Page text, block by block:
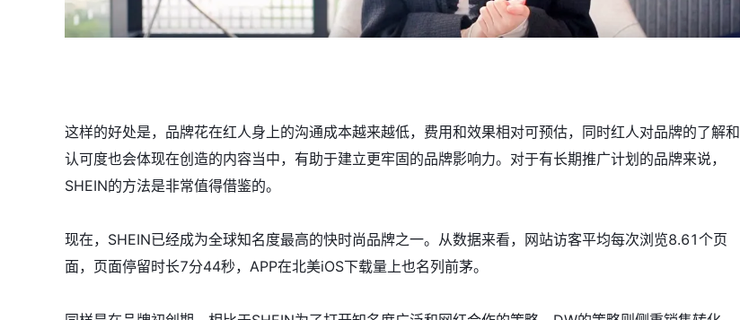
这样的好处是，品牌花在红人身上的沟通成本越来越低，费用和效果相对可预估，同时红人对品牌的了解和
认可度也会体现在创造的内容当中，有助于建立更牢固的品牌影响力。对于有长期推广计划的品牌来说，
SHEIN的方法是非常值得借鉴的。
现在，SHEIN已经成为全球知名度最高的快时尚品牌之一。从数据来看，网站访客平均每次浏览8.61个页
面，页面停留时长7分44秒，APP在北美iOS下载量上也名列前茅。